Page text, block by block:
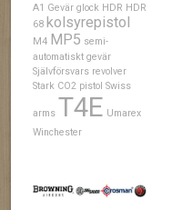
A1 Gevär glock HDR HDR
68 kolsyrepistol
M4 MP5 semi-
automatiskt gevär
Självförsvars revolver
Stark CO2 pistol Swiss
arms T4E Umarex
Winchester